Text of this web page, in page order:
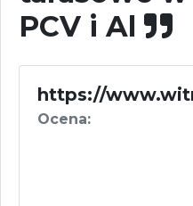
PCV i Al
https://
Ocena: